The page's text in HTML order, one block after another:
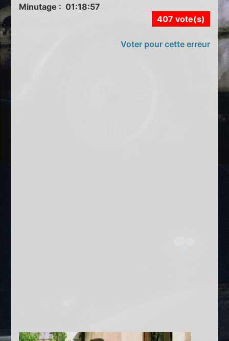
Minutage : 01:18:57
407 vote(s)
Voter pour cette erreur